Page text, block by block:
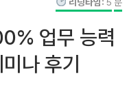
업무 능력
나 후기